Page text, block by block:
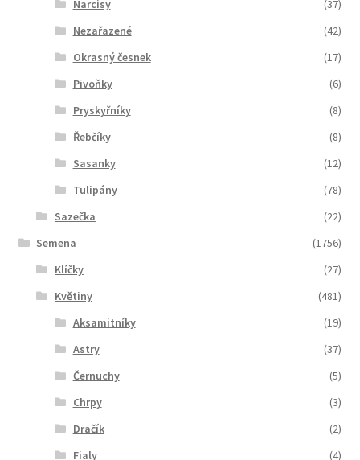
Narcisy
(37)
Nezařazené
(42)
Okrasný česnek
(17)
Pivoňky
(6)
Pryskyřníky
(8)
Řebčíky
(8)
Sasanky
(12)
Tulipány
(78)
Sazečka
(22)
Semena
(1756)
Klíčky
(27)
Květiny
(481)
Aksamitníky
(19)
Astry
(37)
Černuchy
(5)
Chrpy
(3)
Dračík
(2)
Fialy
(4)